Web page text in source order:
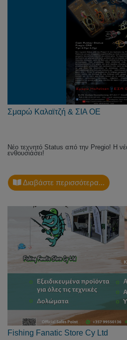
Σμαρώ Καλαϊτζή & ΣΙΑ ΟΕ
Νέο τεχνητό Status από την Pregio! Η
ενθουσιάσει!
Διαβάστε περισσότερα...
Fishing Fanatic Store Cy Ltd